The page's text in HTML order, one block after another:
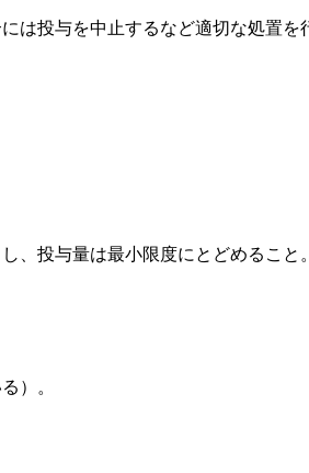
は投与を中止するなど適切な処置を
、投与量は最小限度にとどめること。
）。